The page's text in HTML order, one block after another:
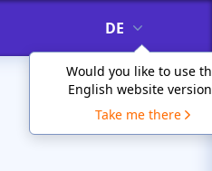
DE
Would you like to use
English website
Take me there